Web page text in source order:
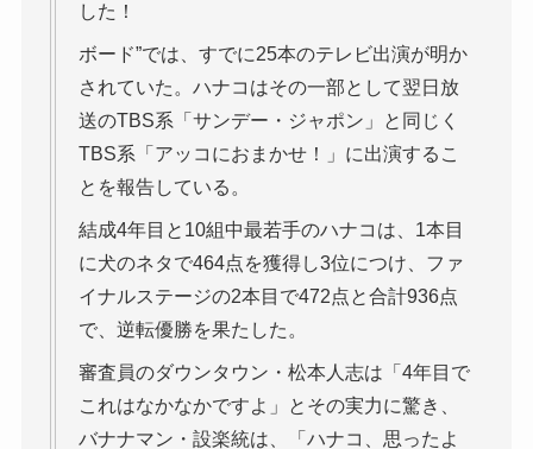
した！
ボード”では、すでに25本のテレビ出演が明か
されていた。ハナコはその一部として翌日放
送のTBS系「サンデー・ジャポン」と同じく
TBS系「アッコにおまかせ！」に出演するこ
とを報告している。
結成4年目と10組中最若手のハナコは、1本目
に犬のネタで464点を獲得し3位につけ、ファ
イナルステージの2本目で472点と合計936点
で、逆転優勝を果たした。
審査員のダウンタウン・松本人志は「4年目で
これはなかなかですよ」とその実力に驚き、
バナナマン・設楽統は、「ハナコ、思ったよ